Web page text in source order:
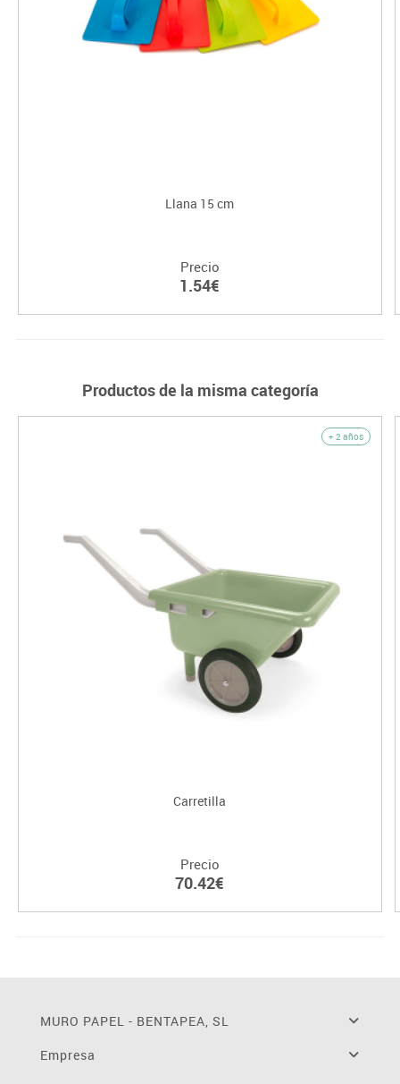
Llana 15 cm
Precio
1.54€
Productos de la misma categoría
+ 2 años
Carretilla
Precio
70.42€
MURO PAPEL - BENTAPEA, SL
Empresa